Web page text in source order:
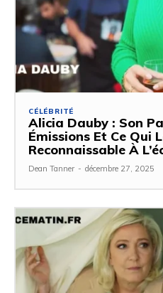
CÉLÉBRITÉ
Alicia Dauby : Son
Émissions Et Ce Qui
Reconnaissable À
Dean Tanner - décembre 27, 2025